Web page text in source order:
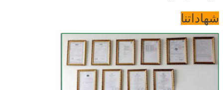
شهاداتنا